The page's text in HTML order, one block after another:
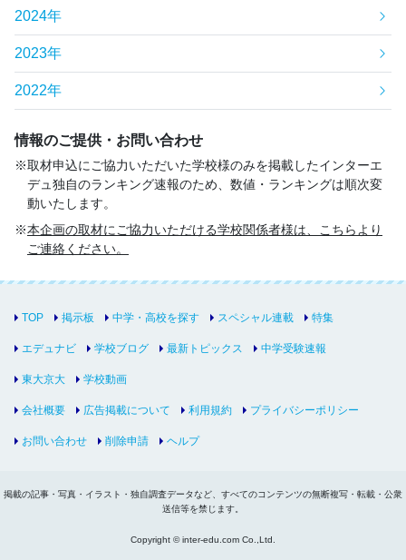
2024年
2023年
2022年
情報のご提供・お問い合わせ
取材申込にご協力いただいた学校様のみを掲載したインターエ
デュ独自のランキング速報のため、数値・ランキングは順次変
動いたします。
本企画の取材にご協力いただける学校関係者様は、こちらより
ご連絡ください。
TOP 掲示板 中学・高校を探す スペシャル連載 特集
エデュナビ 学校ブログ 最新トピックス 中学受験速報
東大京大 学校動画
会社概要 広告掲載について 利用規約 プライバシーポリシー
お問い合わせ 削除申請 ヘルプ
掲載の記事・写真・イラスト・独自調査データなど、すべてのコンテンツの無断複写・転載・公衆
送信等を禁じます。
Copyright © inter-edu.com Co.,Ltd.